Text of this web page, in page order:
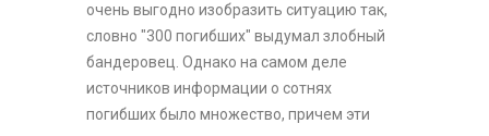
очень выгодно изобразить ситуацию так,
словно "300 погибших" выдумал злобный
бандеровец. Однако на самом деле
источников информации о сотнях
погибших было множество, причем эти